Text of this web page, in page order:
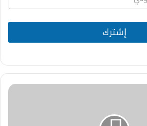
إشترك